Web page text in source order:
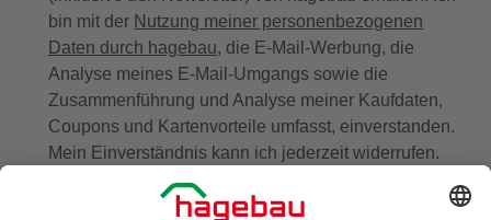
bin mit der Nutzung meiner personenbezogenen
Daten durch hagebau, die E-Mail-Werbung, die
Analyse meines E-Mail-Umgangs sowie die
Zusammenführung und Analyse meiner Kaufdaten,
Coupons und Kartenvorteile umfasst, einverstanden.
Mein Einverständnis kann ich jederzeit widerrufen.
Nach Bestätigung meines Einverständnisses erhalte
10 € Willkommensgutschein